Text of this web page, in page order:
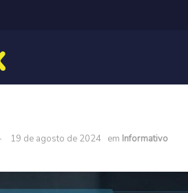
19 de agosto de 2024 em Informativo